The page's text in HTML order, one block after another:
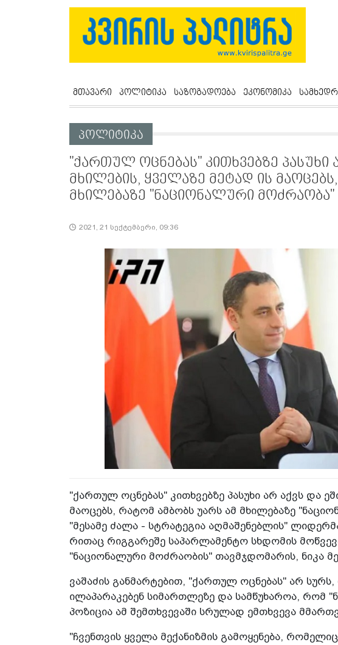
მთავარი პოლიტიკა საზოგადოება ეკონომიკა
პოლიტიკა
"ქართულ ოცნებას" კითხვებზე პასუხი
მხილების, ყველაზე მეტად ის
მხილებაზე "ნაციონალური მოძრაობა"
2021, 21 სექტემბერი, 09:36
"ქართულ ოცნებას" კითხვებზე პასუხი არ აქვს და
მაოცებს, რატომ ამბობს უარს ამ მხილებაზე
"მესამე ძალა - სტრატეგია აღმაშენებლის"
რითაც რიგგარეშე საპარლამენტო სხდომის
"ნაციონალური მოძრაობის" თავმჯდომარის, ნიკა
ვაშაძის განმარტებით, "ქართულ ოცნებას" არ
ილაპარაკებენ სიმართლეზე და სამწუხაროა, რომ
პოზიცია ამ შემთხვევაში სრულად ემთხვევა
"ჩვენთვის ყველა მექანიზმის გამოყენება,